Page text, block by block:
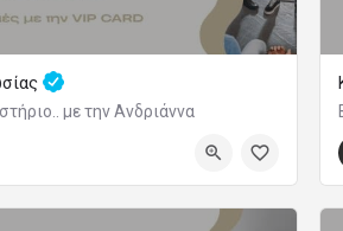
με την Ανδριάννα
2026 19:00 - 21:00